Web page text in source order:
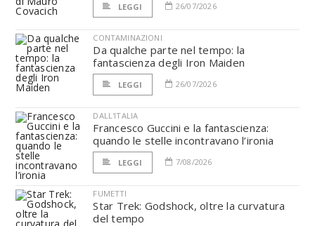
LEGGI 26/07/2026
CONTAMINAZIONI
Da qualche parte nel tempo: la
fantascienza degli Iron Maiden
LEGGI 26/07/2026
DALL'ITALIA
Francesco Guccini e la fantascienza:
quando le stelle incontravano l’ironia
LEGGI 7/08/2026
FUMETTI
Star Trek: Godshock, oltre la curvatura
del tempo